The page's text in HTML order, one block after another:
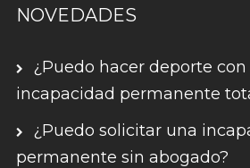
NOVEDADES
¿Puedo hacer deporte con
incapacidad permanente
¿Puedo solicitar una
permanente sin abogado?